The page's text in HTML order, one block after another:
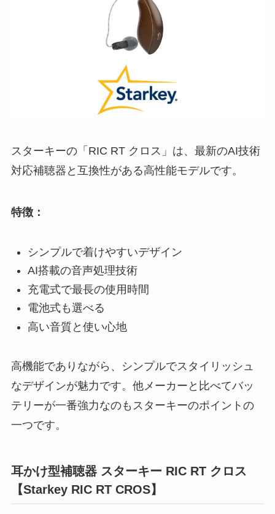
スターキーの「RIC RT クロス」は、最新のAI技術
対応補聴器と互換性がある高性能モデルです。
特徴：
シンプルで着けやすいデザイン
AI搭載の音声処理技術
充電式で最長の使用時間
電池式も選べる
高い音質と使い心地
高機能でありながら、シンプルでスタイリッシュ
なデザインが魅力です。他メーカーと比べてバッ
テリーが一番強力なのもスターキーのポイントの
一つです。
耳かけ型補聴器 スターキー RIC RT クロス
【Starkey RIC RT CROS】